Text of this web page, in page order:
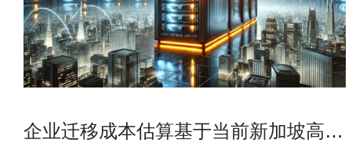
企业迁移成本估算基于当前新加坡高防